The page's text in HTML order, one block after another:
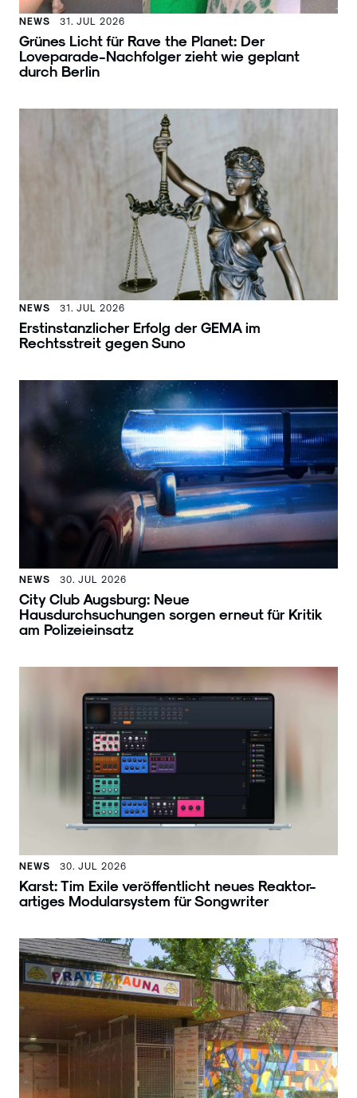
NEWS 31. JUL 2026
Grünes Licht für Rave the Planet: Der
Loveparade-Nachfolger zieht wie geplant
durch Berlin
NEWS 31. JUL 2026
Erstinstanzlicher Erfolg der GEMA im
Rechtsstreit gegen Suno
NEWS 30. JUL 2026
City Club Augsburg: Neue
Hausdurchsuchungen sorgen erneut für Kritik
am Polizeieinsatz
NEWS 30. JUL 2026
Karst: Tim Exile veröffentlicht neues Reaktor-
artiges Modularsystem für Songwriter